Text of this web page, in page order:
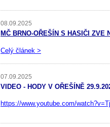
08.09.2025
MČ BRNO-OŘEŠÍN S HASIČI ZVE
Celý článek >
07.09.2025
VIDEO - HODY V OŘEŠÍNĚ
https://www.youtube.com/